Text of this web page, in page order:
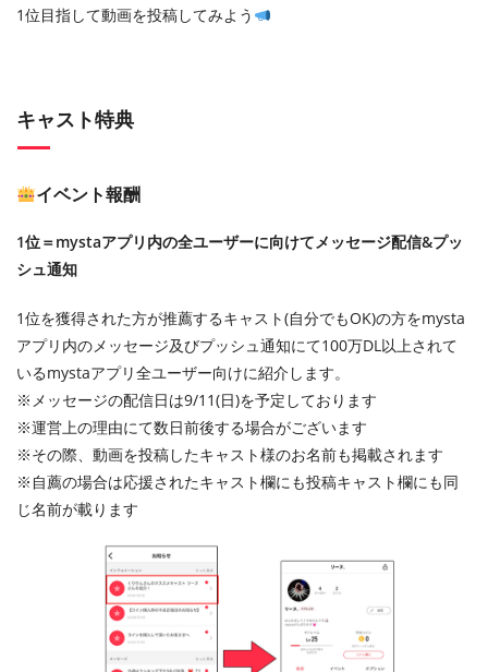
1位目指して動画を投稿してみよう
キャスト特典
イベント報酬
1位＝mystaアプリ内の全ユーザーに向けてメッセージ配信&プッ
シュ通知
1位を獲得された方が推薦するキャスト(自分でもOK)の方をmysta
アプリ内のメッセージ及びプッシュ通知にて100万DL以上されて
いるmystaアプリ全ユーザー向けに紹介します。
※メッセージの配信日は9/11(日)を予定しております
※運営上の理由にて数日前後する場合がございます
※その際、動画を投稿したキャスト様のお名前も掲載されます
※自薦の場合は応援されたキャスト欄にも投稿キャスト欄にも同
じ名前が載ります